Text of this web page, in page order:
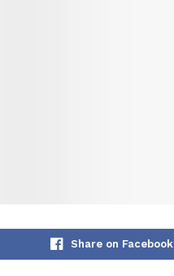
Share on Facebook